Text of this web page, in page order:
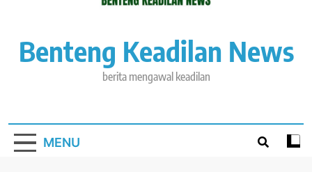
Benteng Keadilan News
berita mengawal keadilan
MENU